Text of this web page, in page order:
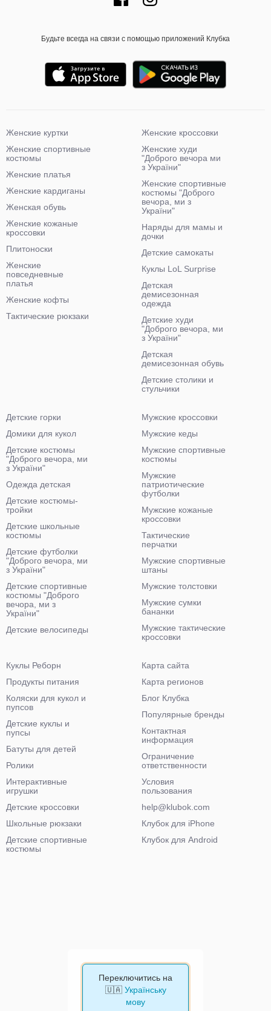
Будьте всегда на связи с помощью приложений Клубка
Женские куртки
Женские спортивные
костюмы
Женские платья
Женские кардиганы
Женская обувь
Женские кожаные
кроссовки
Плитоноски
Женские
повседневные
платья
Женские кофты
Тактические рюкзаки
Женские кроссовки
Женские худи
"Доброго вечора ми
з України"
Женские спортивные
костюмы "Доброго
вечора, ми з
України"
Наряды для мамы и
дочки
Детские самокаты
Куклы LoL Surprise
Детская
демисезонная
одежда
Детские худи
"Доброго вечора, ми
з України"
Детская
демисезонная обувь
Детские столики и
стульчики
Детские горки
Домики для кукол
Детские костюмы
"Доброго вечора, ми
з України"
Одежда детская
Детские костюмы-
тройки
Детские школьные
костюмы
Детские футболки
"Доброго вечора, ми
з України"
Детские спортивные
костюмы "Доброго
вечора, ми з
України"
Детские велосипеды
Мужские кроссовки
Мужские кеды
Мужские спортивные
костюмы
Мужские
патриотические
футболки
Мужские кожаные
кроссовки
Тактические
перчатки
Мужские спортивные
штаны
Мужские толстовки
Мужские сумки
бананки
Мужские тактические
кроссовки
Куклы Реборн
Продукты питания
Коляски для кукол и
пупсов
Детские куклы и
пупсы
Батуты для детей
Ролики
Интерактивные
игрушки
Детские кроссовки
Школьные рюкзаки
Детские спортивные
костюмы
Карта сайта
Карта регионов
Блог Клубка
Популярные бренды
Контактная
информация
Ограничение
ответственности
Условия
пользования
help@klubok.com
Клубок для iPhone
Клубок для Android
Переключитись на
🇺🇦 Українську
мову